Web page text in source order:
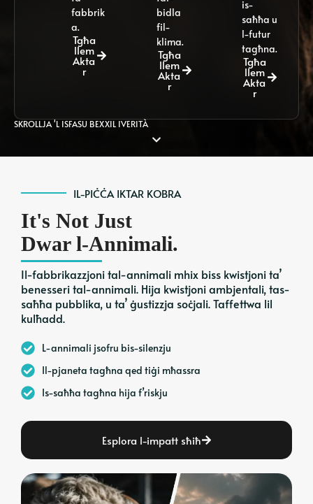
fabbrik
a.
Tgħa
llem
Akta
r
bidla
fil-
klima.
Tgħa
llem
Akta
r
is-
saħħa u
l-futur
tagħna.
Tgħa
llem
Akta
r
SKROLLJA 'L ISFASU BEXXIL IVERITÀ
IL-PIĊĊA IKTAR KOBRA
It's Not Just
Dwar l-Annimali.
Il-fabbrikazzjoni tal-annimali mhix biss kwistjoni ta’
benesseri tal-annimali. Hija kwistjoni ambjentali, tas-
saħħa pubblika, u ta’ ġustizzja soċjali. Taffettwa lil
kulħadd.
L-annimali jsofru bis-silenzju
Il-pjaneta tagħna qed tiġi mħassra
Is-saħħa tagħna hija f’riskju
Esplora l-impatt sħiħ